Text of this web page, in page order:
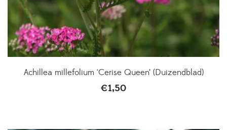
Achillea millefolium ‘Cerise Queen’ (Duizendblad)
€1,50